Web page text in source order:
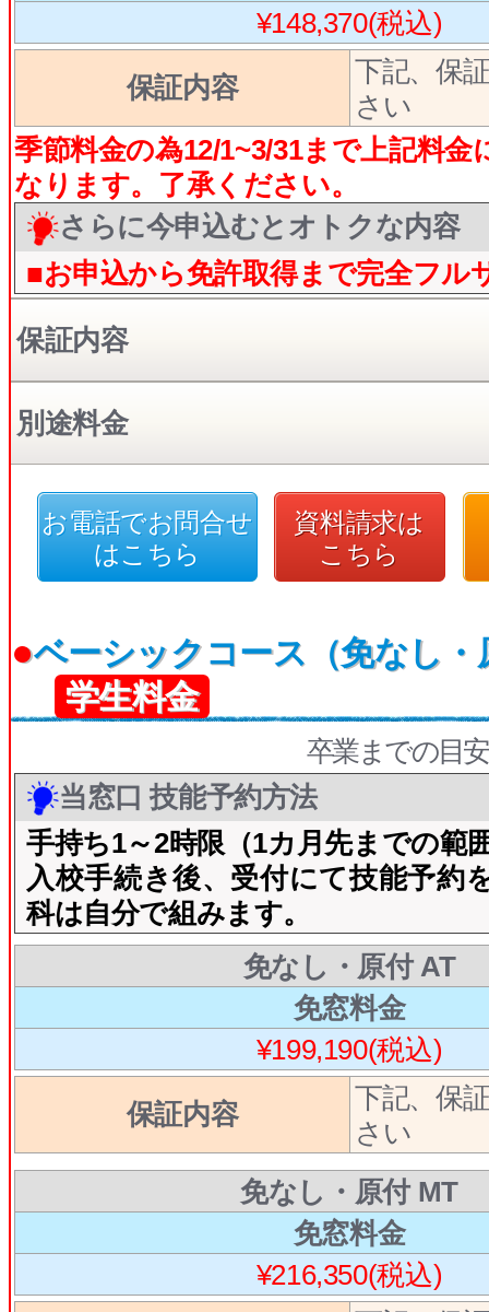
¥148,370(税込)
保証内容
下記、保
さい
季節料金の為12/1~3/31まで上記料金
なります。了承ください。
さらに今申込むとオトクな内容
■お申込から免許取得まで完全フル
保証内容
別途料金
お電話でお問合せ
はこちら
資料請求は
こちら
●ベーシックコース（免なし・
学生料金
卒業までの目
当窓口 技能予約方法
手持ち1～2時限（1カ月先までの範
入校手続き後、受付にて技能予約
科は自分で組みます。
免なし・原付 AT
免窓料金
¥199,190(税込)
保証内容
下記、保
さい
免なし・原付 MT
免窓料金
¥216,350(税込)